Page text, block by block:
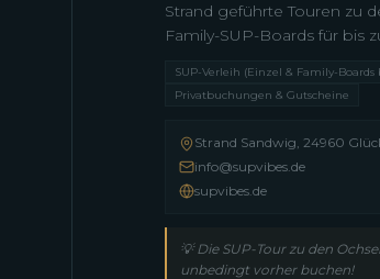
Strand geführte Touren zu
Family-SUP-Boards für bis
SUP-Verleih (Einzel & Family-Boards
Privatbuchungen & Gutscheine
Strand Sandwig, 24960
info@supvibes.de
supvibes.de
💡Die SUP-Tour zu den
unbedingt vorher buchen!